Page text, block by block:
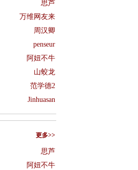
思芦
万维网友来
周汉卿
penseur
阿妞不牛
山蛟龙
范学德2
Jinhuasan
更多>>
思芦
阿妞不牛